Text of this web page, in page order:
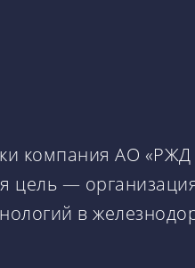
компания АО
—
в